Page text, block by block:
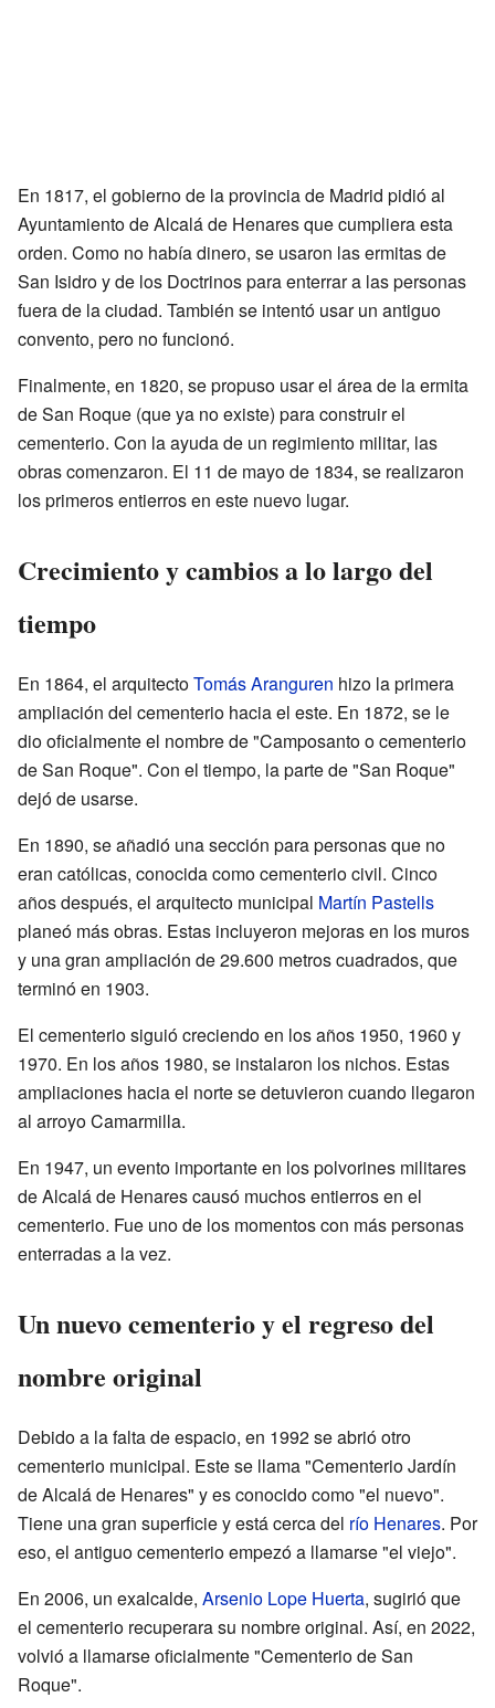
En 1817, el gobierno de la provincia de Madrid pidió al
Ayuntamiento de Alcalá de Henares que cumpliera esta
orden. Como no había dinero, se usaron las ermitas de
San Isidro y de los Doctrinos para enterrar a las personas
fuera de la ciudad. También se intentó usar un antiguo
convento, pero no funcionó.
Finalmente, en 1820, se propuso usar el área de la ermita
de San Roque (que ya no existe) para construir el
cementerio. Con la ayuda de un regimiento militar, las
obras comenzaron. El 11 de mayo de 1834, se realizaron
los primeros entierros en este nuevo lugar.
Crecimiento y cambios a lo largo del
tiempo
En 1864, el arquitectoTomás Aranguren hizo la primera
ampliación del cementerio hacia el este. En 1872, se le
dio oficialmente el nombre de "Camposanto o cementerio
de San Roque". Con el tiempo, la parte de "San Roque"
dejó de usarse.
En 1890, se añadió una sección para personas que no
eran católicas, conocida como cementerio civil. Cinco
años después, el arquitecto municipal Martín Pastells
planeó más obras. Estas incluyeron mejoras en los muros
y una gran ampliación de 29.600 metros cuadrados, que
terminó en 1903.
El cementerio siguió creciendo en los años 1950, 1960 y
1970. En los años 1980, se instalaron los nichos. Estas
ampliaciones hacia el norte se detuvieron cuando llegaron
al arroyo Camarmilla.
En 1947, un evento importante en los polvorines militares
de Alcalá de Henares causó muchos entierros en el
cementerio. Fue uno de los momentos con más personas
enterradas a la vez.
Un nuevo cementerio y el regreso del
nombre original
Debido a la falta de espacio, en 1992 se abrió otro
cementerio municipal. Este se llama "Cementerio Jardín
de Alcalá de Henares" y es conocido como "el nuevo".
Tiene una gran superficie y está cerca del río Henares. Por
eso, el antiguo cementerio empezó a llamarse "el viejo".
En 2006, un exalcalde, Arsenio Lope Huerta, sugirió que
el cementerio recuperara su nombre original. Así, en 2022,
volvió a llamarse oficialmente "Cementerio de San
Roque".